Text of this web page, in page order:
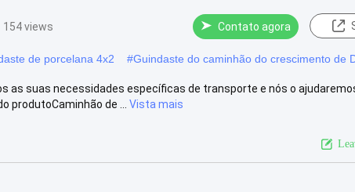
154 views Contato agora
de porcelana 4x2 #Guindaste do caminhão do crescimento de
as suas necessidades específicas de transporte e nós o
produtoCaminhão de ...
Vista mais